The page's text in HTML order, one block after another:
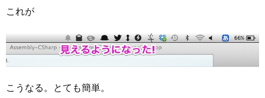
これが
こうなる。とても簡単。